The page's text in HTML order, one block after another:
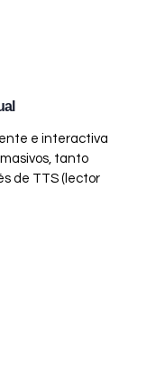
e interactiva
tanto
de TTS (lector